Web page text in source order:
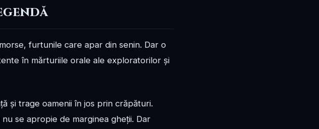
furtunile care apar din senin. Dar o
în mărturiile orale ale exploratorilor și
și trage oamenii în jos prin crăpături.
se apropie de marginea gheții. Dar